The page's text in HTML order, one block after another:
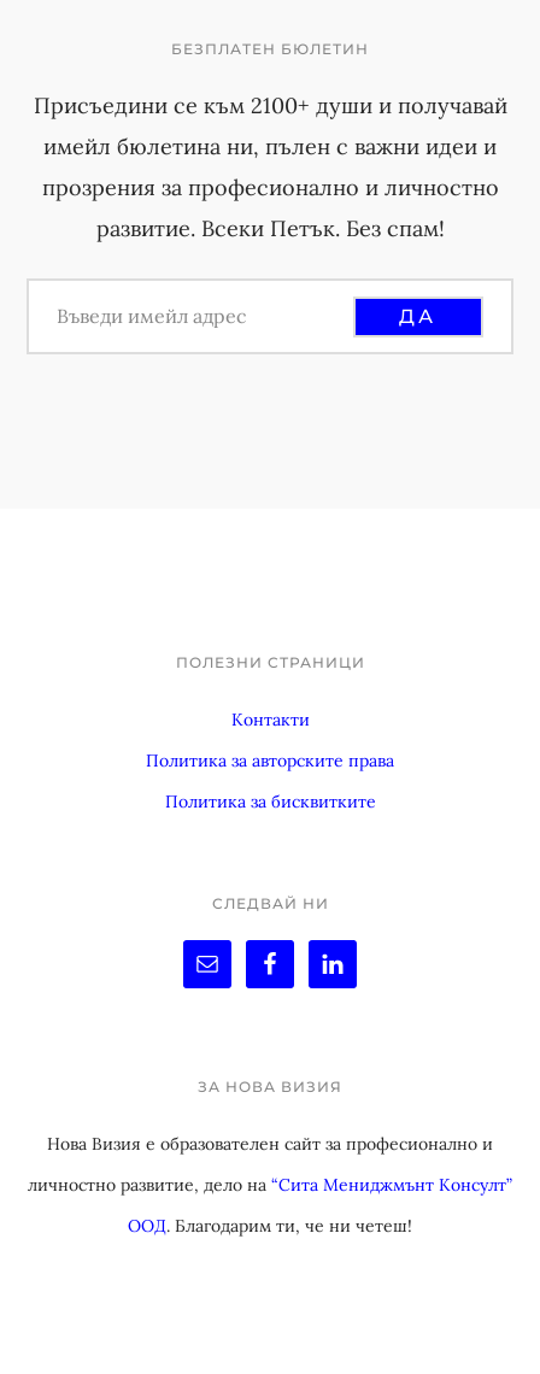
БЕЗПЛАТЕН БЮЛЕТИН
Присъедини се към 2100+ души и получавай
имейл бюлетина ни, пълен с важни идеи и
прозрения за професионално и личностно
развитие. Всеки Петък. Без спам!
ПОЛЕЗНИ СТРАНИЦИ
Контакти
Политика за авторските права
Политика за бисквитките
СЛЕДВАЙ НИ
ЗА НОВА ВИЗИЯ
Нова Визия е образователен сайт за професионално и
личностно развитие, дело на “Сита Мениджмънт Консулт”
ООД. Благодарим ти, че ни четеш!